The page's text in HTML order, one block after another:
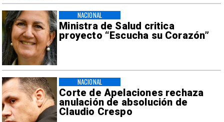
Ministra de Salud critica
proyecto “Escucha su Corazón”
NACIONAL
Corte de Apelaciones rechaza
anulación de absolución de
Claudio Crespo
NACIONAL